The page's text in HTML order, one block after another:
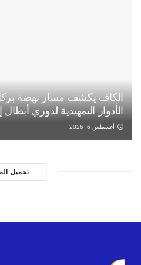
الكاف يكشف مسار نهضة
الأدوار التمهيدية لدوري أبطال
أغسطس 6, 2026
تحميل